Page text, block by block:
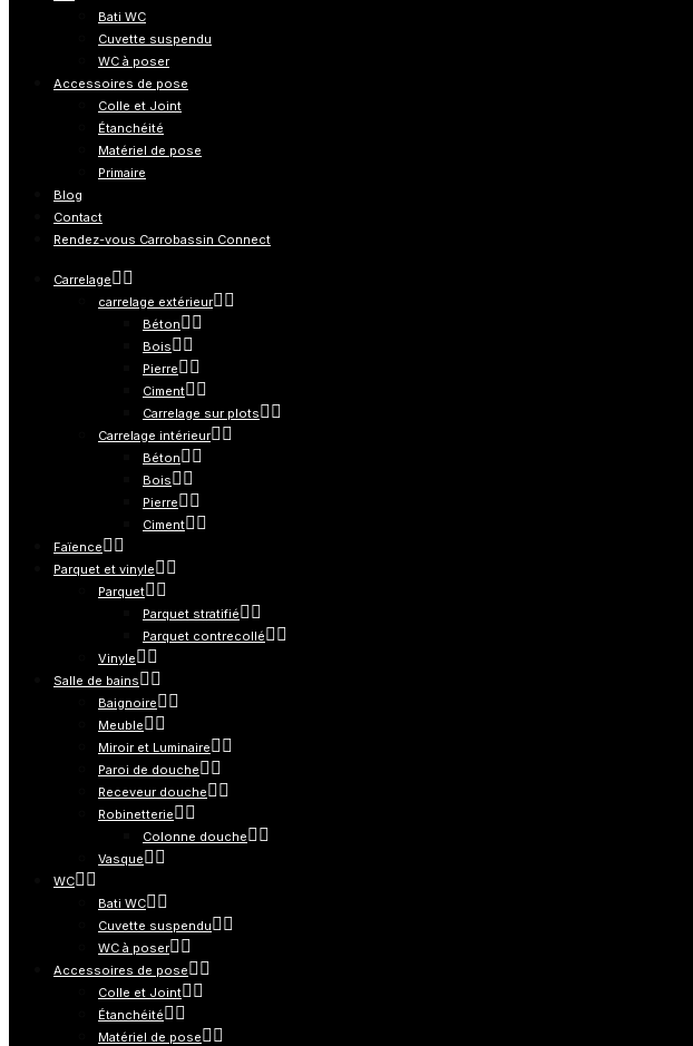
Bati WC
Cuvette suspendu
WC à poser
Accessoires de pose
Colle et Joint
Étanchéité
Matériel de pose
Primaire
Blog
Contact
Rendez-vous Carrobassin Connect
Carrelage
carrelage extérieur
Béton
Bois
Pierre
Ciment
Carrelage sur plots
Carrelage intérieur
Béton
Bois
Pierre
Ciment
Faïence
Parquet et vinyle
Parquet
Parquet stratifié
Parquet contrecollé
Vinyle
Salle de bains
Baignoire
Meuble
Miroir et Luminaire
Paroi de douche
Receveur douche
Robinetterie
Colonne douche
Vasque
WC
Bati WC
Cuvette suspendu
WC à poser
Accessoires de pose
Colle et Joint
Étanchéité
Matériel de pose